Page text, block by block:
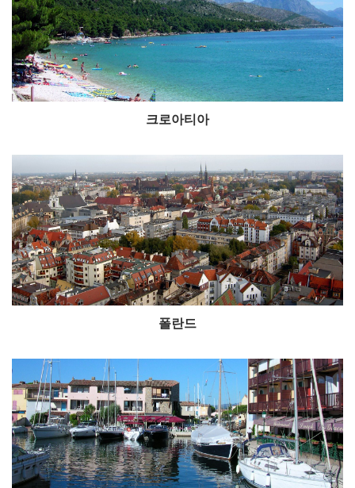
크로아티아
폴란드